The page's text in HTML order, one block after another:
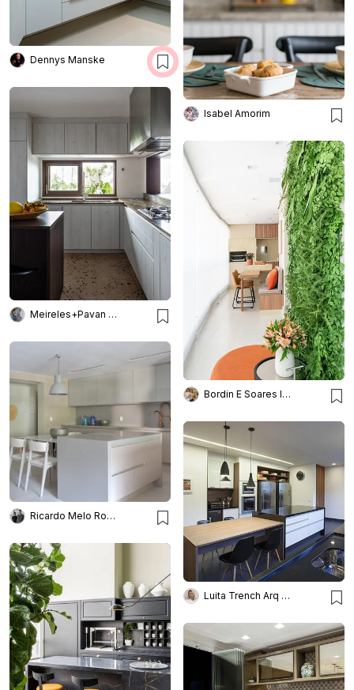
Dennys Manske
Isabel Amorim
Meireles+Pavan Arquitetura
Bordin E Soares Interiores
Ricardo Melo Rodrigo Passos
Luita Trench Arq & Interiores